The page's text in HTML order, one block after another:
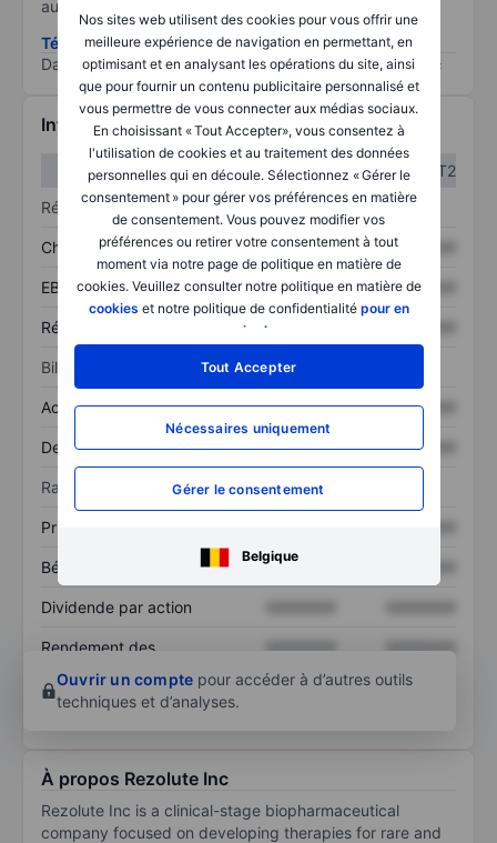
Nos sites web utilisent des cookies pour vous offrir une
meilleure expérience de navigation en permettant, en
optimisant et en analysant les opérations du site, ainsi
que pour fournir un contenu publicitaire personnalisé et
vous permettre de vous connecter aux médias sociaux.
En choisissant « Tout Accepter», vous consentez à
l'utilisation de cookies et au traitement des données
personnelles qui en découle. Sélectionnez « Gérer le
consentement » pour gérer vos préférences en matière
de consentement. Vous pouvez modifier vos
préférences ou retirer votre consentement à tout
moment via notre page de politique en matière de
cookies. Veuillez consulter notre politique en matière de
cookies et notre politique de confidentialité pour en
savoir plus
Tout Accepter
Nécessaires uniquement
Gérer le consentement
Belgique
au risque le plus élevé).
Télécharger la méthodologie ESG (en anglais)
Data provided by
/
Informations financières
T1
T2
Résultats
Chiffre d’affaires XXXXXXX XXXXXXX
EBITDA XXXXXXX XXXXXXX
Résultat net XXXXXXX
Bilan
Actif total XXXXXXX XXXXXXX
Dette totale XXXXXXX XXXXXXX
Ratios
Prix / ventes
Bénéfice par action XXXXXXX
Dividende par action
Rendement des
XXXXXXX
XXXXXXX
Ouvrir un compte pour accéder à d’autres outils
techniques et d’analyses.
À propos Rezolute Inc
Rezolute Inc is a clinical-stage biopharmaceutical
company focused on developing therapies for rare and